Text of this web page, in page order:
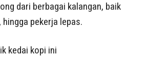
dari berbagai kalangan, baik
pekerja lepas.
kedai kopi ini